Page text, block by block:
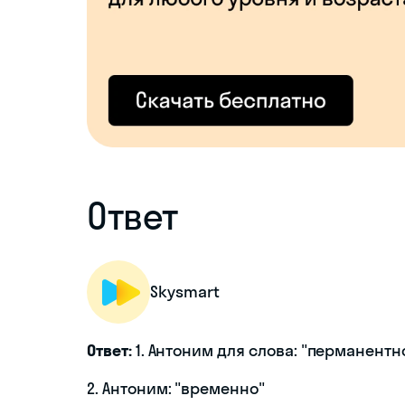
Ответ
Skysmart
Ответ:1. Антоним для слова:
2. Антоним: "временно"